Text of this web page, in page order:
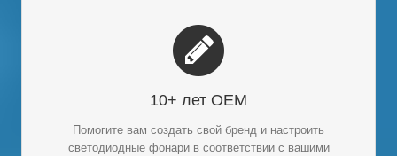
10+ лет OEM
Помогите вам создать свой бренд и настроить
светодиодные фонари в соответствии с вашими
ТАМОЖЕННЫЙ СЕРВИС
с отличным OEM/индивидуальным
обслуживанием. Мы можем помочь вам брендировать ваш
продукт и адаптировать решения в соответствии с вашими